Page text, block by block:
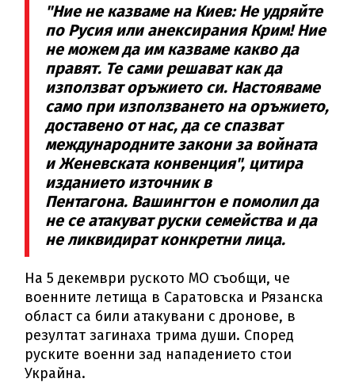
"Ние не казваме на Киев: Не удряйте
по Русия или анексирания Крим! Ние
не можем да им казваме какво да
правят. Те сами решават как да
използват оръжието си. Настояваме
само при използването на оръжието,
доставено от нас, да се спазват
международните закони за войната
и Женевската конвенция", цитира
изданието източник в
Пентагона. Вашингтон е помолил да
не се атакуват руски семейства и да
не ликвидират конкретни лица.
На 5 декември руското МО съобщи, че
военните летища в Саратовска и Рязанска
област са били атакувани с дронове, в
резултат загинаха трима души. Според
руските военни зад нападението стои
Украйна.